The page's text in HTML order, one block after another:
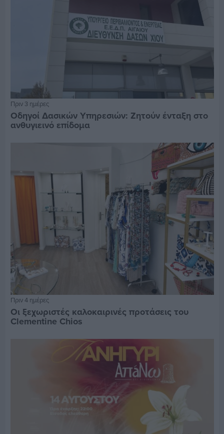
Πριν 3 ημέρες
Οδηγοί Δασικών Υπηρεσιών: Ζητούν ένταξη στο
ανθυγιεινό επίδομα
Πριν 4 ημέρες
Οι ξεχωριστές καλοκαιρινές προτάσεις του
Clementine Chios